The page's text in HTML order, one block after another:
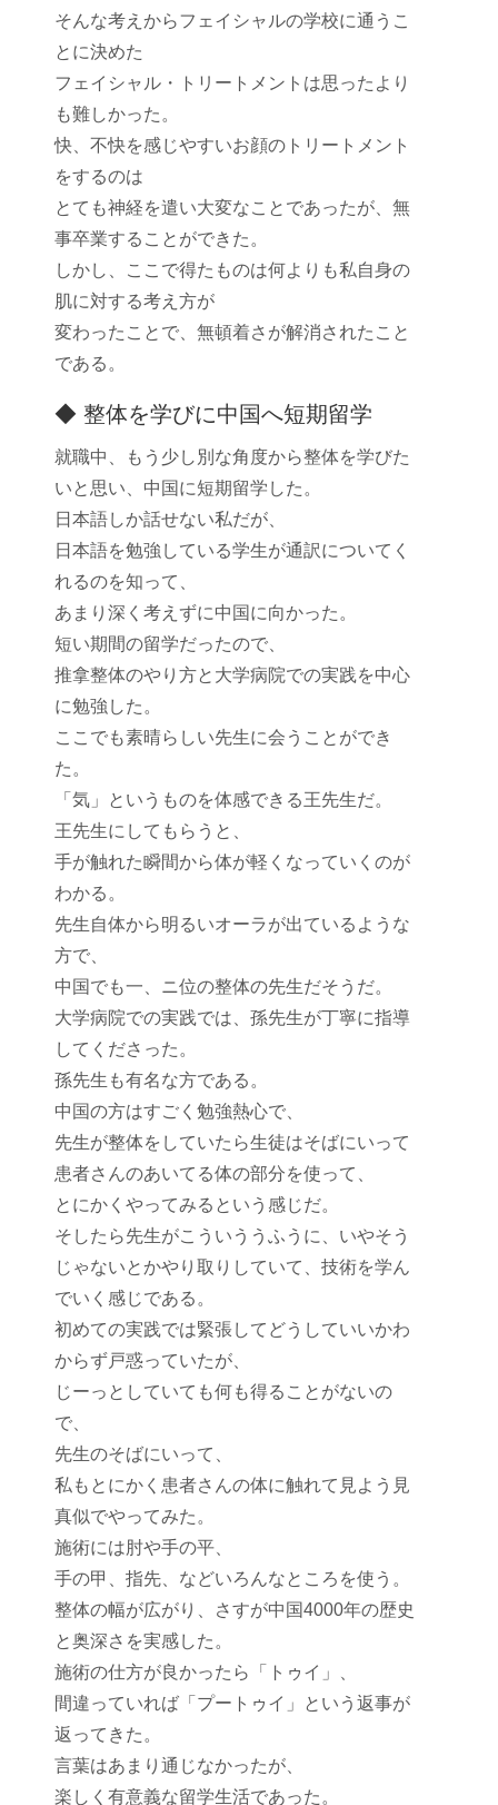
そんな考えからフェイシャルの学校に通うこ
とに決めた
フェイシャル・トリートメントは思ったより
も難しかった。
快、不快を感じやすいお顔のトリートメント
をするのは
とても神経を遣い大変なことであったが、無
事卒業することができた。
しかし、ここで得たものは何よりも私自身の
肌に対する考え方が
変わったことで、無頓着さが解消されたこと
である。
◆ 整体を学びに中国へ短期留学
就職中、もう少し別な角度から整体を学びた
いと思い、中国に短期留学した。
日本語しか話せない私だが、
日本語を勉強している学生が通訳についてく
れるのを知って、
あまり深く考えずに中国に向かった。
短い期間の留学だったので、
推拿整体のやり方と大学病院での実践を中心
に勉強した。
ここでも素晴らしい先生に会うことができ
た。
「気」というものを体感できる王先生だ。
王先生にしてもらうと、
手が触れた瞬間から体が軽くなっていくのが
わかる。
先生自体から明るいオーラが出ているような
方で、
中国でも一、ニ位の整体の先生だそうだ。
大学病院での実践では、孫先生が丁寧に指導
してくださった。
孫先生も有名な方である。
中国の方はすごく勉強熱心で、
先生が整体をしていたら生徒はそばにいって
患者さんのあいてる体の部分を使って、
とにかくやってみるという感じだ。
そしたら先生がこういううふうに、いやそう
じゃないとかやり取りしていて、技術を学ん
でいく感じである。
初めての実践では緊張してどうしていいかわ
からず戸惑っていたが、
じーっとしていても何も得ることがないの
で、
先生のそばにいって、
私もとにかく患者さんの体に触れて見よう見
真似でやってみた。
施術には肘や手の平、
手の甲、指先、などいろんなところを使う。
整体の幅が広がり、さすが中国4000年の歴史
と奥深さを実感した。
施術の仕方が良かったら「トゥイ」、
間違っていれば「プートゥイ」という返事が
返ってきた。
言葉はあまり通じなかったが、
楽しく有意義な留学生活であった。